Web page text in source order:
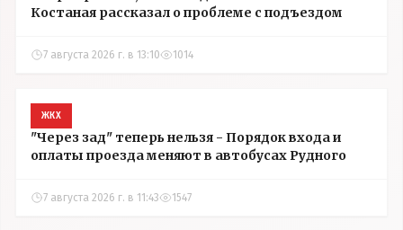
Костаная рассказал о проблеме с подъездом
7 августа 2026 г. в 13:10 1014
ЖКХ
"Через зад" теперь нельзя - Порядок входа и
оплаты проезда меняют в автобусах Рудного
7 августа 2026 г. в 11:43 1547